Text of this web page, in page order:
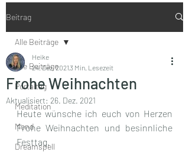
Beitrag
Alle Beiträge
Portaltag
Meditation
Mond
Dreamspell
Alle Beiträge
Frohe Weihnachten
Heike
24. Dez. 20213 Min. Lesezeit
Aktualisiert: 26. Dez. 2021
Heute wünsche ich euch von Herzen
Frohe Weihnachten und besinnliche
Festtag.